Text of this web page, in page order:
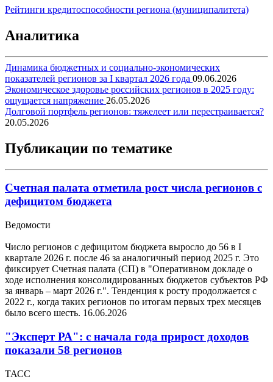
Рейтинги кредитоспособности региона (муниципалитета)
Аналитика
Динамика бюджетных и социально-экономических
показателей регионов за I квартал 2026 года 09.06.2026
Экономическое здоровье российских регионов в 2025 году:
ощущается напряжение 26.05.2026
Долговой портфель регионов: тяжелеет или перестраивается?
20.05.2026
Публикации по тематике
Счетная палата отметила рост числа регионов с
дефицитом бюджета
Ведомости
Число регионов с дефицитом бюджета выросло до 56 в I
квартале 2026 г. после 46 за аналогичный период 2025 г. Это
фиксирует Счетная палата (СП) в "Оперативном докладе о
ходе исполнения консолидированных бюджетов субъектов РФ
за январь – март 2026 г.". Тенденция к росту продолжается с
2022 г., когда таких регионов по итогам первых трех месяцев
было всего шесть. 16.06.2026
"Эксперт РА": с начала года прирост доходов
показали 58 регионов
ТАСС